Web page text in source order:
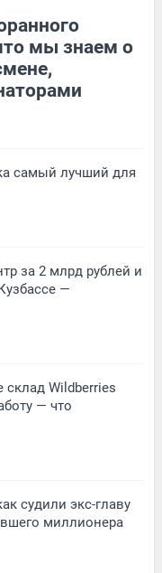
мы знаем о
самый лучший для
за 2 млрд рублей и
—
Wildberries
— что
судили экс-главу
миллионера